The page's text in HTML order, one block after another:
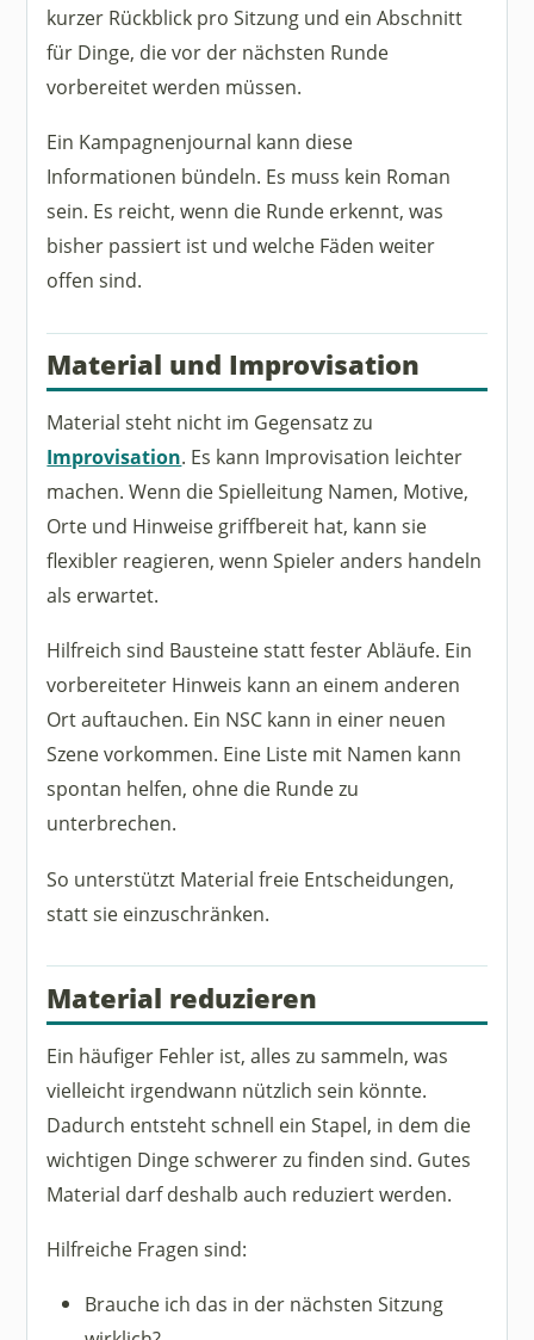
kurzer Rückblick pro Sitzung und ein Abschnitt
für Dinge, die vor der nächsten Runde
vorbereitet werden müssen.
Ein Kampagnenjournal kann diese
Informationen bündeln. Es muss kein Roman
sein. Es reicht, wenn die Runde erkennt, was
bisher passiert ist und welche Fäden weiter
offen sind.
Material und Improvisation
Material steht nicht im Gegensatz zu
Improvisation. Es kann Improvisation leichter
machen. Wenn die Spielleitung Namen, Motive,
Orte und Hinweise griffbereit hat, kann sie
flexibler reagieren, wenn Spieler anders handeln
als erwartet.
Hilfreich sind Bausteine statt fester Abläufe. Ein
vorbereiteter Hinweis kann an einem anderen
Ort auftauchen. Ein NSC kann in einer neuen
Szene vorkommen. Eine Liste mit Namen kann
spontan helfen, ohne die Runde zu
unterbrechen.
So unterstützt Material freie Entscheidungen,
statt sie einzuschränken.
Material reduzieren
Ein häufiger Fehler ist, alles zu sammeln, was
vielleicht irgendwann nützlich sein könnte.
Dadurch entsteht schnell ein Stapel, in dem die
wichtigen Dinge schwerer zu finden sind. Gutes
Material darf deshalb auch reduziert werden.
Hilfreiche Fragen sind:
Brauche ich das in der nächsten Sitzung